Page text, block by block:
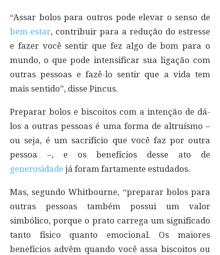
“Assar bolos para outros pode elevar o senso de
bem-estar, contribuir para a redução do estresse
e fazer você sentir que fez algo de bom para o
mundo, o que pode intensificar sua ligação com
outras pessoas e fazê-lo sentir que a vida tem
mais sentido”, disse Pincus.
Preparar bolos e biscoitos com a intenção de dá-
los a outras pessoas é uma forma de altruísmo –
ou seja, é um sacrifício que você faz por outra
pessoa –, e os benefícios desse ato de
generosidade já foram fartamente estudados.
Mas, segundo Whitbourne, “preparar bolos para
outras pessoas também possui um valor
simbólico, porque o prato carrega um significado
tanto físico quanto emocional. Os maiores
benefícios advêm quando você assa biscoitos ou